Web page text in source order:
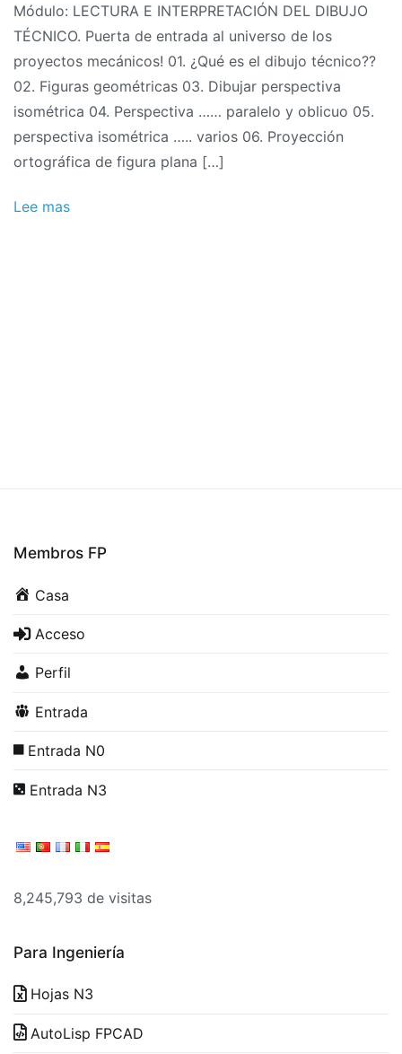
Módulo: LECTURA E INTERPRETACIÓN DEL DIBUJO
TÉCNICO. Puerta de entrada al universo de los
proyectos mecánicos! 01. ¿Qué es el dibujo técnico??
02. Figuras geométricas 03. Dibujar perspectiva
isométrica 04. Perspectiva …… paralelo y oblicuo 05.
perspectiva isométrica ….. varios 06. Proyección
ortográfica de figura plana […]
Lee mas
Membros FP
Casa
Acceso
Perfil
Entrada
Entrada N0
Entrada N3
8,245,793 de visitas
Para Ingeniería
Hojas N3
AutoLisp FPCAD